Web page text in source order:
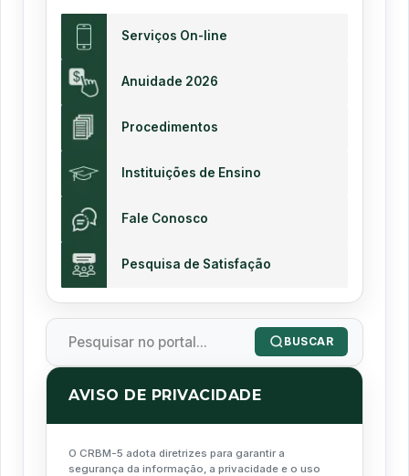
Serviços On-line
Anuidade 2026
Procedimentos
Instituições de Ensino
Fale Conosco
Pesquisa de Satisfação
BUSCAR
AVISO DE PRIVACIDADE
O CRBM-5 adota diretrizes para garantir a
segurança da informação, a privacidade e o uso